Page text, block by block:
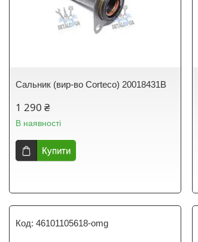
Сальник (вир-во Corteco) 20018431B
1 290 ₴
В наявності
Купити
46101105618-omg